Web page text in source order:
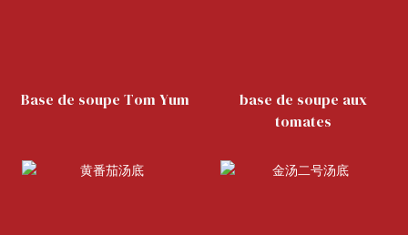
Base de soupe Tom Yum
base de soupe aux
tomates